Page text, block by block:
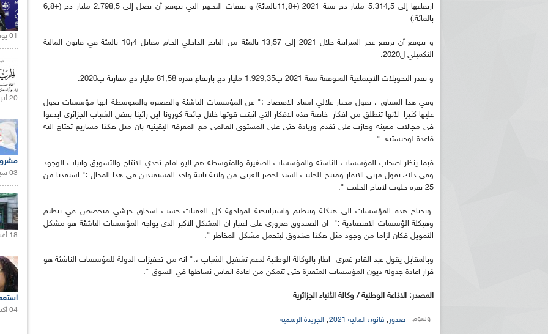
ارتفاعها إلى 5.314,5 مليار دج سنة 2021 (+11,8بالمائة) و نفقات التجهيز التي يتوقع أن تصل إلى 2.798,5 مليار دج (+6,8
بالمائة.)
و يتوقع أن يرتفع عجز الميزانية خلال 2021 إلى 57ر13 بالمئة من الناتج الداخلي الخام مقابل 4ر10 بالمئة في قانون المالية
التكميلي ل2020.
و تقدر التحويلات الاجتماعية المتوقعة سنة 2021 ب1.929,35 مليار دج بارتفاع قدره 81,58 مليار دج مقارنة ب2020.
وفي هذا السياق ، يقول مختار علالي استاذ الاقتصاد :" عن المؤسسات الناشئة والصغيرة والمتوسطة انها مؤسسات نعول
عليها كثيرا لأنها تنطلق من افكار خاصة هذه الافكار التي اثبتت قوتها خلال جائحة كورونا اين رائينا بعض الشباب الجزائري ابدعوا
في مجالات معينة وحازت على تقدم وريادة حتى على المستوى العالمي مع المعرفة اليقينية بان مثل هكذا مشاريع تحتاج الىة
قاعدة لوجيستية ".
فيما ينظر اصحاب المؤسسات الناشئة والمؤسسات الصغيرة والمتوسطة هم اليو امام تحدي الانتاج والتسويق واثبات الوجود
وفي ذلك يقول مربي الابقار ومنتج للحليب السيد لخضر العربي من ولاية باتنة واحد المستفيدين في هذا المجال :" استفدنا من
25 بقرة حلوب لانتاج الحليب ".
وتحتاج هذه المؤسسات الى هيكلة وتنظيم واستراتيجية لمواجهة كل العقبات حسب اسحاق خرشي متخصص في تنظيم
وهيكلة الؤسسات الاقتصادية :" ان الصندوق ضروري على اعتبار ان المشكل الاكبر الذي يواجه المؤسسات الناشئة هو مشكل
التمويل فكان لزاما من وجود مثل هكذا صندوق ليتحمل مشكل المخاطر ".
وبالمقابل يقول عبد القادر غمري اطار بالوكالة الوطنية لدعم تشغيل الشباب ،:" انه من تحفيزات الدولة للمؤسسات الناشئة هو
قرار اعادة جدولة ديون المؤسسات المتعثرة حتى تتمكن من اعادة انعاش نشاطها في السوق ".
المصدر: الاذاعة الوطنية / وكالة الأنباء الجزائرية
وسوم: صدور, قانون المالية 2021 , الجريدة الرسمية
01 يونيو 2021 |
20 أبريل 2021 |
03 سبتمبر 2020 |
18 أغسطس 2020 |
04 أكتوبر 2020 |